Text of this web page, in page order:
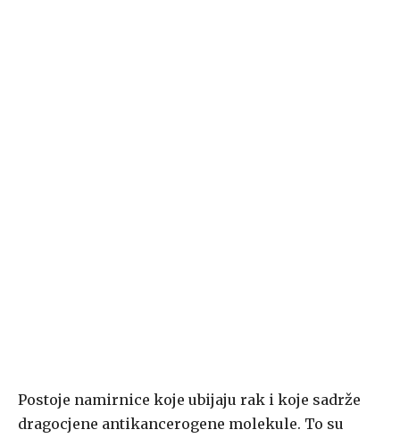
Postoje namirnice koje ubijaju rak i koje sadrže
dragocjene antikancerogene molekule. To su